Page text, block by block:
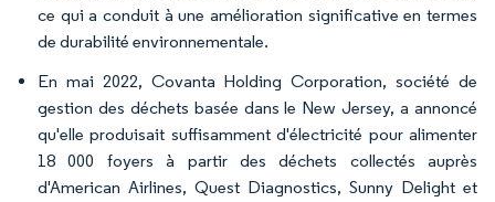
ce qui a conduit à une amélioration significative en termes
de durabilité environnementale.
En mai 2022, Covanta Holding Corporation, société de
gestion des déchets basée dans le New Jersey, a annoncé
qu'elle produisait suffisamment d'électricité pour alimenter
18 000 foyers à partir des déchets collectés auprès
d'American Airlines, Quest Diagnostics, Sunny Delight et